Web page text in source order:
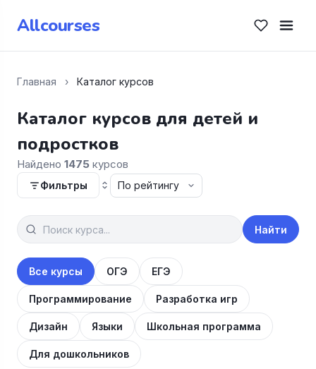
Allcourses
Главная › Каталог курсов
Каталог курсов для детей и
подростков
Найдено 1475 курсов
Фильтры
Найти
Все курсы ОГЭ ЕГЭ
Программирование Разработка игр
Дизайн Языки Школьная программа
Для дошкольников